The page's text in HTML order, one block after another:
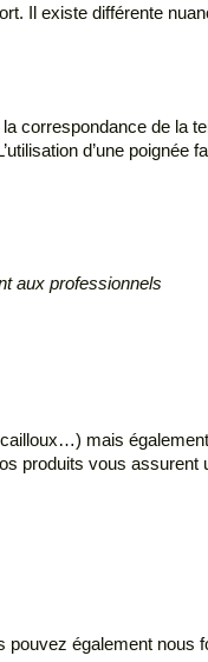
Il existe différente
correspondance de la
d’une poignée
aux professionnels
mais
produits vous assurent
également